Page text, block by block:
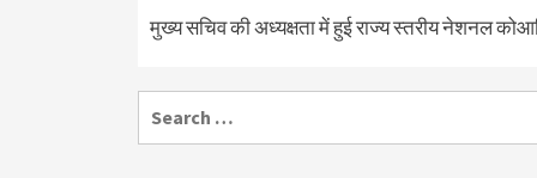
मुख्य सचिव की अध्यक्षता में हुई राज्य स्तरीय नेशनल
for: